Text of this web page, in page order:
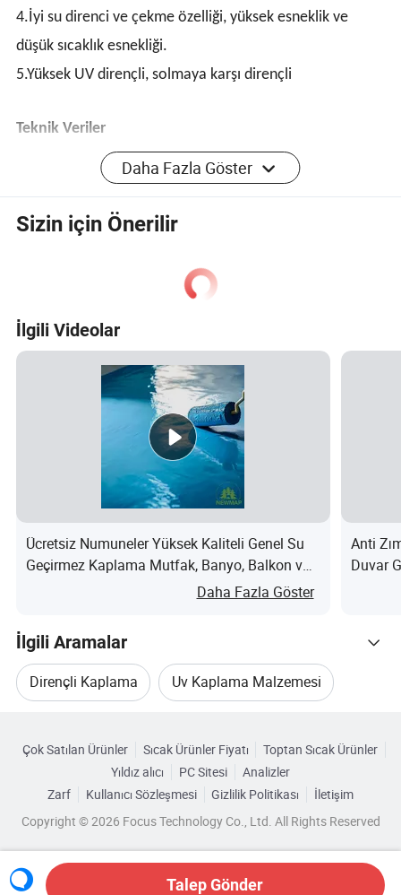
4.İyi su direnci ve çekme özelliği, yüksek esneklik ve
düşük sıcaklık esnekliği.
5.Yüksek UV dirençli, solmaya karşı dirençli
Teknik Veriler
20 kg/kepçe
Önerilenkullanım:
1,5 mm kalınlığında kaplama kullanımı yaklaşık 2,6
Daha Fazla Göster
Sizin için Önerilir
İlgili Videolar
Ücretsiz Numuneler Yüksek Kaliteli Genel Su
Geçirmez Kaplama Mutfak, Banyo, Balkon ve
Daha Fazla Göster
Anti
Duvar
İlgili Aramalar
Dirençli Kaplama Uv Kaplama Malzemesi
Plastik Uv Kaplama
Su Geçirmez Duvar Kaplaması
Uv'ye Dayanıklı Kaplama
Çok Satılan Ürünler Sıcak Ürünler Fiyatı
Toptan Sıcak Ürünler
Yıldız alıcı
PC Sitesi
Analizler
Zarf
Kullanıcı Sözleşmesi Gizlilik Politikası
İletişim
Copyright © 2026 Focus Technology Co., Ltd. All Rights Reserved
Talep Gönder